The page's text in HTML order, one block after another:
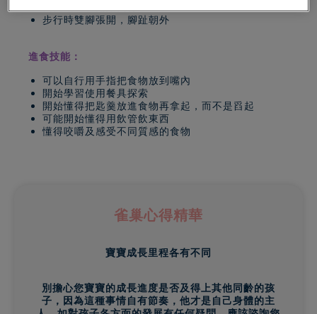
獨自站立和開始獨行
步行時雙腳張開，腳趾朝外
進食技能：
可以自行用手指把食物放到嘴內
開始學習使用餐具探索
開始懂得把匙羹放進食物再拿起，而不是舀起
可能開始懂得用飲管飲東西
懂得咬嚼及感受不同質感的食物
雀巢心得精華
寶寶成長里程各有不同
別擔心您寶寶的成長進度是否及得上其他同齡的孩
子，因為這種事情自有節奏，他才是自己身體的主